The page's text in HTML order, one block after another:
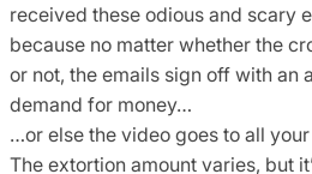
received these odious and scary
because no matter whether the
or not, the emails sign off with an
demand for money…
…or else the video goes to all
The extortion amount varies, but